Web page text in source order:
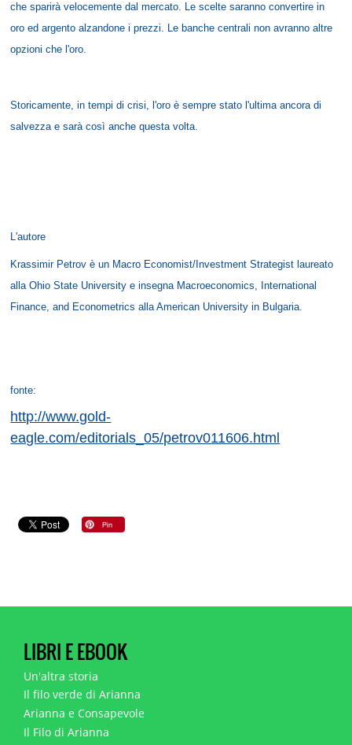
che sparirà velocemente dal mercato. Le scelte saranno convertire in
oro ed argento alzandone i prezzi. Le banche centrali non avranno altre
opzioni che l'oro.
Storicamente, in tempi di crisi, l'oro è sempre stato l'ultima ancora di
salvezza e sarà così anche questa volta.
L'autore
Krassimir Petrov è un Macro Economist/Investment Strategist laureato
alla Ohio State University e insegna Macroeconomics, International
Finance, and Econometrics alla American University in Bulgaria.
fonte:
http://www.gold-
eagle.com/editorials_05/petrov011606.html
LIBRI E EBOOK
Un'altra storia
Il filo verde di Arianna
Arianna e Consapevole
Il Filo di Arianna